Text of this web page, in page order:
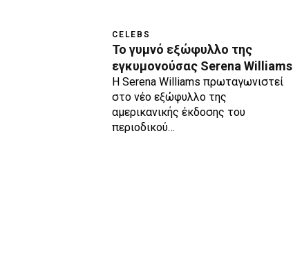
CELEBS
Το γυμνό εξώφυλλο της
εγκυμονούσας Serena Williams
Η Serena Williams πρωταγωνιστεί
στο νέο εξώφυλλο της
αμερικανικής έκδοσης του
περιοδικού…